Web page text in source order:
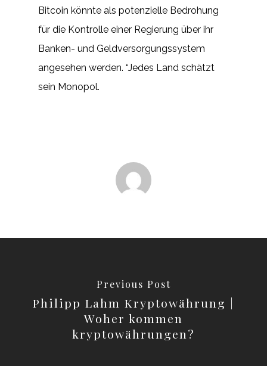
Bitcoin könnte als potenzielle Bedrohung
für die Kontrolle einer Regierung über ihr
Banken- und Geldversorgungssystem
angesehen werden. “Jedes Land schätzt
sein Monopol.
Previous Post
Philipp Lahm Kryptowährung |
Woher kommen
kryptowährungen?